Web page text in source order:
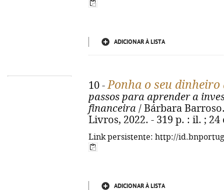
ADICIONAR À LISTA
10 -Ponha o seu
passos para aprender a
financeira / Bárbara
Livros, 2022. - 319 p. : il. ; 24
Link persistente: http://
ADICIONAR À LISTA